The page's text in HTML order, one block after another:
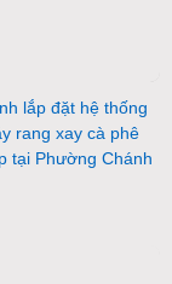
lắp đặt hệ thống
rang xay cà phê
tại Phường Chánh